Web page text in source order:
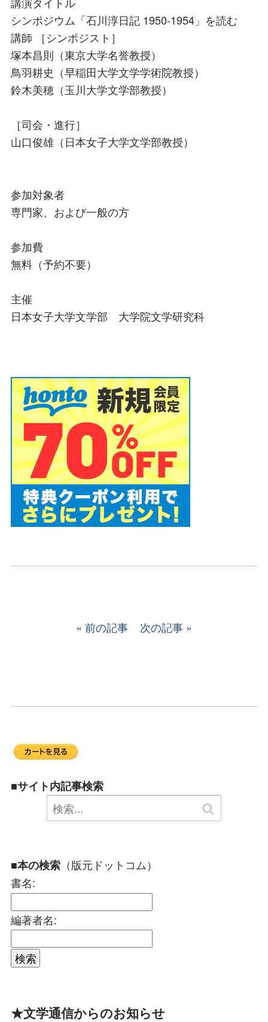
シンポジウム「石川淳日記 1950-1954」を読む
講師 ［シンポジスト］
塚本昌則（東京大学名誉教授）
鳥羽耕史（早稲田大学文学学術院教授）
鈴木美穂（玉川大学文学部教授）
［司会・進行］
山口俊雄（日本女子大学文学部教授）
参加対象者
専門家、および一般の方
参加費
無料（予約不要）
主催
日本女子大学文学部 大学院文学研究科
前の記事 次の記事
■サイト内記事検索
■本の検索 （版元ドットコム）
書名:
編著者名:
★文学通信からのお知らせ